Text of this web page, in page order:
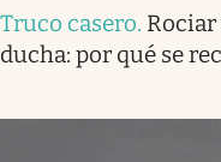
Truco casero. Rociar
ducha: por qué se